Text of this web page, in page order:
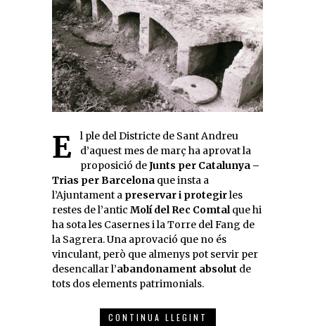
El ple del Districte de Sant Andreu
d’aquest mes de març ha aprovat la
proposició deJunts per Catalunya –
Trias per Barcelona que insta a
l’Ajuntament a preservar i protegirles
restes de l’antic Molí del Rec Comtalque hi
ha sota les Casernes i la Torre del Fang de
la Sagrera. Una aprovació que no és
vinculant, però que almenys pot servir per
desencallar l’abandonament absolut de
tots dos elements patrimonials.
CONTINUA LLEGINT